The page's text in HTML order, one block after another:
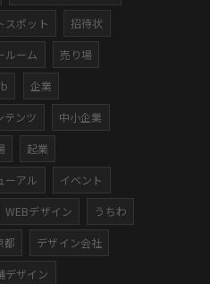
スポット 招待状
ルーム 売り場
企業
テンツ 中小企業
起業
ーアル イベント
WEBデザイン うちわ
都 デザイン会社
デザイン